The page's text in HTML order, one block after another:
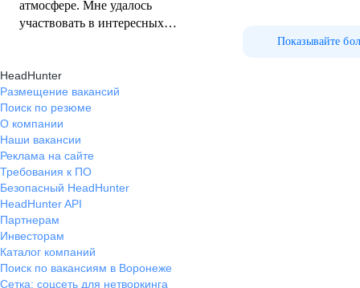
атмосфере. Мне удалось
участвовать в интересных
рекомендую данную организацию-
как отличное место для
профессионального роста и
развития.
Показывайте
HeadHunter
Размещение вакансий
Поиск по резюме
О компании
Наши вакансии
Реклама на сайте
Требования к ПО
Безопасный HeadHunter
HeadHunter API
Партнерам
Инвесторам
Каталог компаний
Поиск по вакансиям в Воронеже
Сетка: соцсеть для нетворкинга